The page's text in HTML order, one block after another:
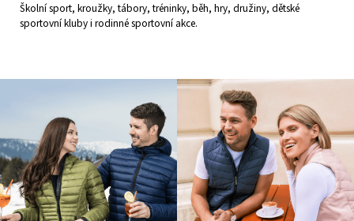
Školní sport, kroužky, tábory, tréninky, běh, hry, družiny, dětské
sportovní kluby i rodinné sportovní akce.